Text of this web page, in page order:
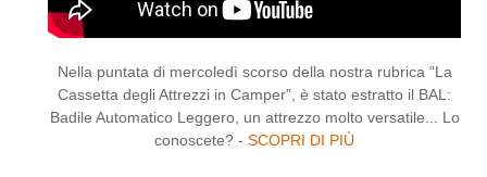
Nella puntata di mercoledì scorso della nostra rubrica “La
Cassetta degli Attrezzi in Camper”, è stato estratto il BAL:
Badile Automatico Leggero, un attrezzo molto versatile... Lo
conoscete? - SCOPRI DI PIÙ